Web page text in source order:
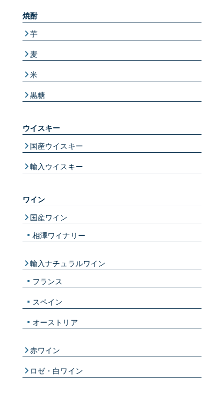
焼酎
芋
麦
米
黒糖
ウイスキー
国産ウイスキー
輸入ウイスキー
ワイン
国産ワイン
相澤ワイナリー
輸入ナチュラルワイン
フランス
スペイン
オーストリア
赤ワイン
ロゼ・白ワイン